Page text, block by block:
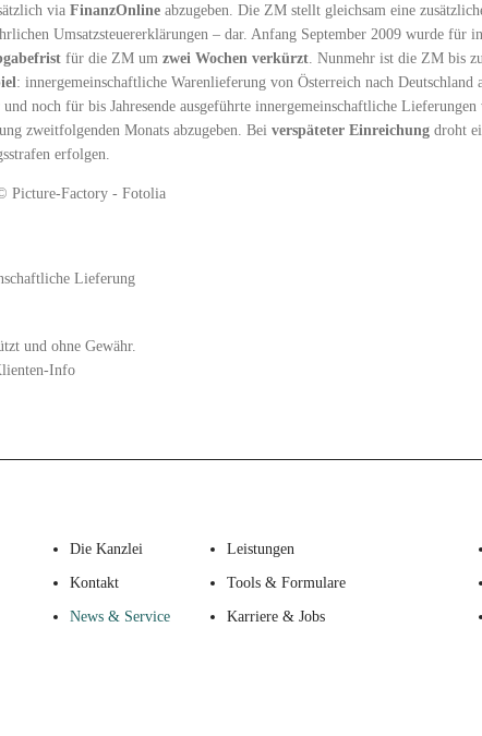
via FinanzOnline abzugeben. Die ZM stellt gleichsam eine
Umsatzsteuererklärungen – dar. Anfang September 2009 wurde für
für die ZM um zwei Wochen verkürzt . Nunmehr ist die ZM bis
: innergemeinschaftliche Warenlieferung von Österreich nach
und noch für bis Jahresende ausgeführte innergemeinschaftliche
zweitfolgenden Monats abzugeben. Bei verspäteter Einreichung droht
erfolgen.
Picture-Factory - Fotolia
Lieferung
und ohne Gewähr.
Info
Die Kanzlei Leistungen
Kontakt Tools & Formulare
News & Service Karriere & Jobs